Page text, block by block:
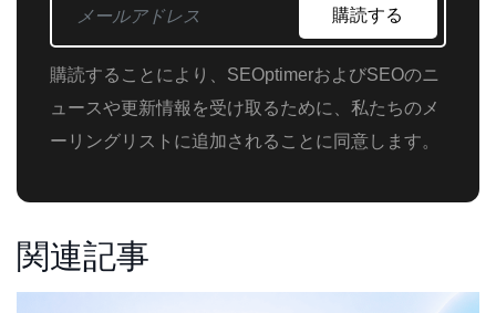
購読する
購読することにより、SEOptimerおよびSEOのニ
ュースや更新情報を受け取るために、私たちのメ
ーリングリストに追加されることに同意します。
関連記事